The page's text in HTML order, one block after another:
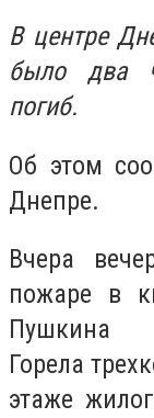
В центре
было два
погиб.
Об этом
Днепре.
Вчера
пожаре в
Пушкина
Горела
этаже